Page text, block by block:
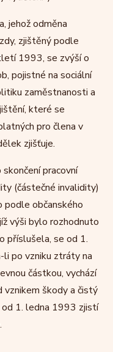
jehož odměna
zjištěný podle
1993, se zvýší o
pojistné na sociální
zaměstnanosti a
které se
pro člena v
zjišťuje.
pracovní
(částečné invalidity)
podle občanského
výši bylo rozhodnuto
příslušela, se od 1.
po vzniku ztráty na
částkou, vychází
vznikem škody a čistý
od 1. ledna 1993 zjistí